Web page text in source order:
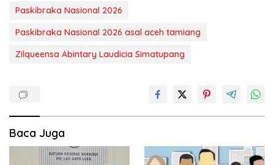
Paskibraka Nasional 2026
Paskibraka Nasional 2026 asal aceh tamiang
Zilqueensa Abintary Laudicia Simatupang
Baca Juga